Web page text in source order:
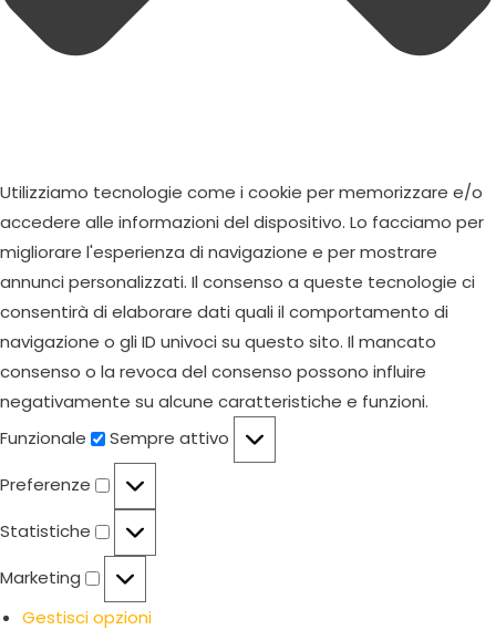
Utilizziamo tecnologie come i cookie per memorizzare e/o
accedere alle informazioni del dispositivo. Lo facciamo per
migliorare l'esperienza di navigazione e per mostrare
annunci personalizzati. Il consenso a queste tecnologie ci
consentirà di elaborare dati quali il comportamento di
navigazione o gli ID univoci su questo sito. Il mancato
consenso o la revoca del consenso possono influire
negativamente su alcune caratteristiche e funzioni.
Funzionale
Funzionale
Sempre attivo
Preferenze
Preferenze
Statistiche Statistiche
Marketing Marketing
Gestisci opzioni